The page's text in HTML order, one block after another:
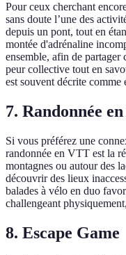
Pour ceux cherchant
sans doute l’une des
depuis un pont, tout en
montée d'adrénaline
ensemble, afin de partager
peur collective tout en
est souvent décrite comme
7. Randonnée
Si vous préférez une
randonnée en VTT est la
montagnes ou autour des
découvrir des lieux
balades à vélo en duo
challengeant
8. Escape Game